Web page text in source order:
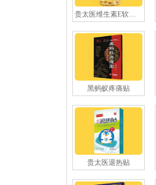
贵太医维生素E软胶囊
黑蚂蚁疼痛贴
贵太医退热贴